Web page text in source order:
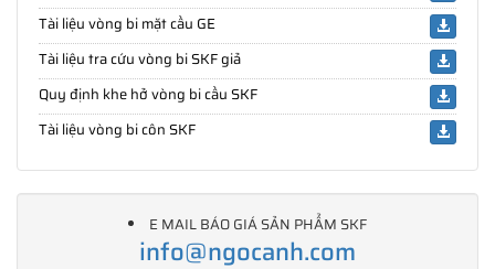
Tài liệu vòng bi mặt cầu GE
Tài liệu tra cứu vòng bi SKF giả
Quy định khe hở vòng bi cầu SKF
Tài liệu vòng bi côn SKF
E MAIL BÁO GIÁ SẢN PHẨM SKF
info@ngocanh.com